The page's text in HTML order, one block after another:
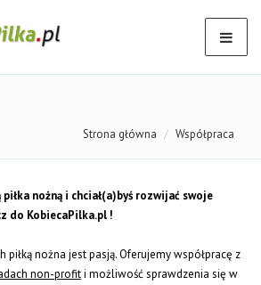
Strona główna Współpraca
nożną i chciał(a)byś rozwijać swoje
do KobiecaPilka.pl !
piłką nożna jest pasją. Oferujemy współpracę z
non-profiti możliwość sprawdzenia się w